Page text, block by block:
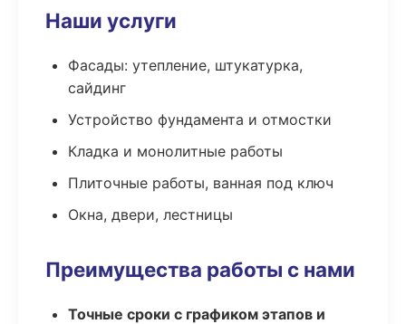
Наши услуги
Фасады: утепление, штукатурка,
сайдинг
Устройство фундамента и отмостки
Кладка и монолитные работы
Плиточные работы, ванная под ключ
Окна, двери, лестницы
Преимущества работы с нами
Точные сроки с графиком этапов и